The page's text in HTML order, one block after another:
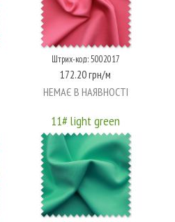
Штрих-код: 5002017
172.20 грн/м
НЕМАЄ В НАЯВНОСТІ
11# light green